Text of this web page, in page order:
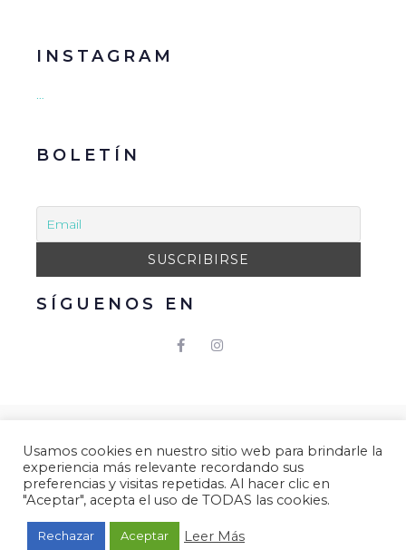
INSTAGRAM
…
BOLETÍN
SÍGUENOS EN
© 2021 Gacmark – Arucas Mola. Todos los derechos
reservados.
Aviso Legal|Política de Privacidad|Política de
Cookies.
Desarrollado por
Usamos cookies en nuestro sitio web para brindarle la
experiencia más relevante recordando sus
preferencias y visitas repetidas. Al hacer clic en
"Aceptar", acepta el uso de TODAS las cookies.
Rechazar Aceptar Leer Más